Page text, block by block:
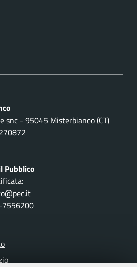
snc - 95045 Misterbianco (CT)
Pubblico
7556200